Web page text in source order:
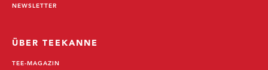
NEWSLETTER
ÜBER TEEKANNE
TEE-MAGAZIN